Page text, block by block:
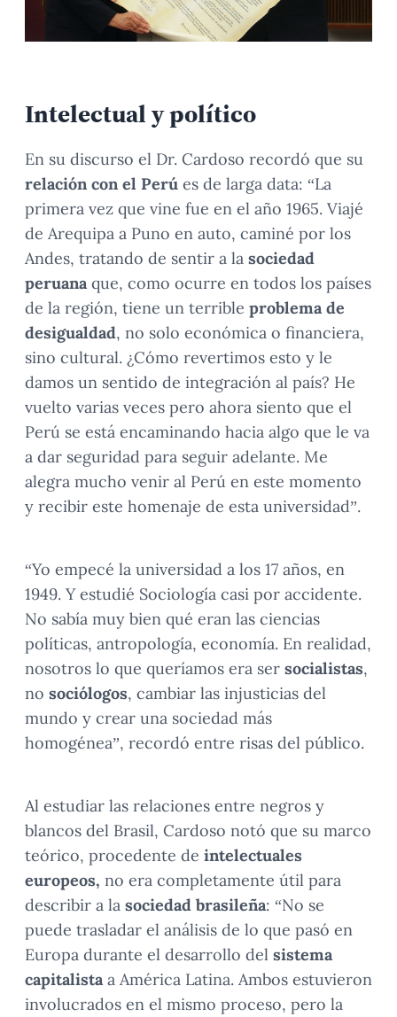
Intelectual y político
En su discurso el Dr. Cardoso recordó que su
relación con el Perú es de larga data: “La
primera vez que vine fue en el año 1965. Viajé
de Arequipa a Puno en auto, caminé por los
Andes, tratando de sentir a la sociedad
peruanaque, como ocurre en todos los países
de la región, tiene un terrible problema de
desigualdad, no solo económica o financiera,
sino cultural. ¿Cómo revertimos esto y le
damos un sentido de integración al país? He
vuelto varias veces pero ahora siento que el
Perú se está encaminando hacia algo que le va
a dar seguridad para seguir adelante. Me
alegra mucho venir al Perú en este momento
y recibir este homenaje de esta universidad”.
“Yo empecé la universidad a los 17 años, en
1949. Y estudié Sociología casi por accidente.
No sabía muy bien qué eran las ciencias
políticas, antropología, economía. En realidad,
nosotros lo que queríamos era ser socialistas,
no sociólogos, cambiar las injusticias del
mundo y crear una sociedad más
homogénea”, recordó entre risas del público.
Al estudiar las relaciones entre negros y
blancos del Brasil, Cardoso notó que su marco
teórico, procedente de intelectuales
europeos, no era completamente útil para
describir a la sociedad brasileña: “No se
puede trasladar el análisis de lo que pasó en
Europa durante el desarrollo del sistema
capitalistaa América Latina. Ambos estuvieron
involucrados en el mismo proceso, pero la